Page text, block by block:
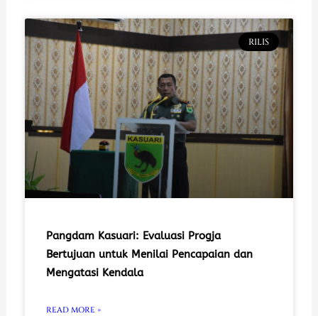
RILIS
Pangdam Kasuari: Evaluasi Progja
Bertujuan untuk Menilai Pencapaian dan
Mengatasi Kendala
READ MORE »